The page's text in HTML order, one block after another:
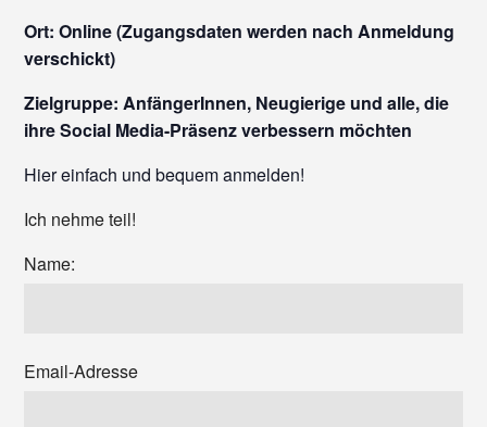
Ort: Online (Zugangsdaten werden nach Anmeldung
verschickt)
Zielgruppe: AnfängerInnen, Neugierige und alle, die
ihre Social Media-Präsenz verbessern möchten
Hier einfach und bequem anmelden!
Ich nehme teil!
Name:
Email-Adresse